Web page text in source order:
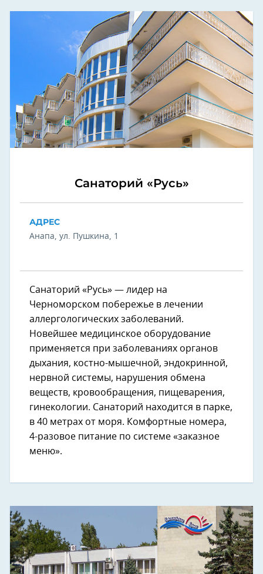
Санаторий «Русь»
АДРЕС
Анапа, ул. Пушкина, 1
Санаторий «Русь» — лидер на
Черноморском побережье в лечении
аллергологических заболеваний.
Новейшее медицинское оборудование
применяется при заболеваниях органов
дыхания, костно-мышечной, эндокринной,
нервной системы, нарушения обмена
веществ, кровообращения, пищеварения,
гинекологии. Санаторий находится в парке,
в 40 метрах от моря. Комфортные номера,
4-разовое питание по системе «заказное
меню».